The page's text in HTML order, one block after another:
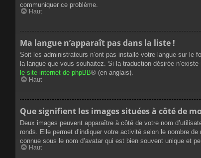
communiquer ce problème.
Haut
Ma langue n’apparaît pas dans la liste !
Soit les administrateurs n’ont pas installé votre langue sur le
la langue que vous souhaitez. Si la traduction désirée
le site internet de phpBB® (en anglais).
Haut
Que signifient les images situées à côté de
Deux images peuvent apparaître à côté de votre nom
ronds. Elle permet d’indiquer votre activité selon le nombre
connue sous le nom d’avatar qui est bien souvent unique et
Haut